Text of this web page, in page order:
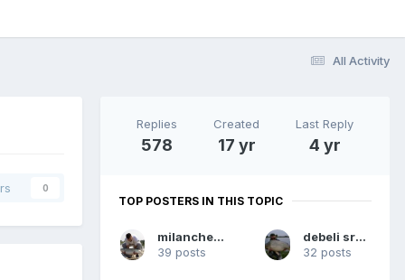
All Activity
0
Replies
578
Created
17 yr
Last Reply
4 yr
TOP POSTERS IN THIS TOPIC
milancheshow
39 posts
debeli sremac
32 posts